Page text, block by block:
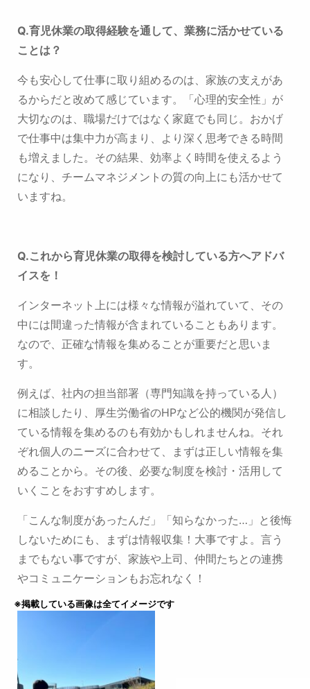
Q.育児休業の取得経験を通して、業務に活かせている
ことは ？
今も安心して仕事に取り組めるのは、家族の支えがあ
るからだと改めて感じています。
「心理的安全性」が
大切なのは、職場だけではなく家庭でも同じ。 おかげ
で仕事中は集中力が高まり、より深く思考できる時間
も増えました。 その結果、効率よく時間を使えるよう
になり、チームマネジメントの質の向上にも活かせて
いますね。
Q.これから育児休業の取得を検討している方へアドバ
イスを！
インターネット上には様々な情報が溢れていて、その
中には間違った情報が含まれていることもあります。
なので、正確な情報を集めることが重要だと思いま
す。
例えば、社内の担当部署（専門知識を持っている人）
に相談したり、厚生労働省のHPなど公的機関が発信し
ている情報を集めるのも有効かもしれませんね。それ
ぞれ個人のニーズに合わせて、まずは正しい情報を集
めることから。 その後、必要な制度を検討・活用して
いくことをおすすめします。
「こんな制度があったんだ」「知らなかった…」と後悔
しないためにも、まずは情報収集！大事ですよ。 言う
までもない事ですが、家族や上司、仲間たちとの連携
やコミュニケーションもお忘れなく！
※掲載している画像は全てイメージです